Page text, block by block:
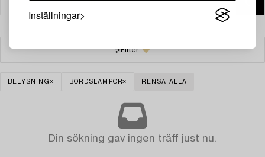
Inställningar
Filter
BELYSNING BORDSLAMPOR RENSA ALLA
Din sökning gav ingen träff just nu.